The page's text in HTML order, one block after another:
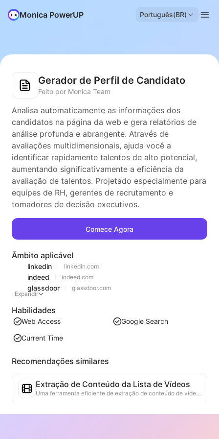
Monica PowerUP Português(BR)
Gerador de Perfil de Candidato
Feito por Monica Team
Analisa automaticamente as informações dos
candidatos na página da web e gera relatórios de
análise profunda e abrangente. Através de
avaliações multidimensionais, ajuda você a
identificar rapidamente talentos de alto potencial,
aumentando significativamente a eficiência da
avaliação de talentos. Projetado especialmente para
equipes de RH, gerentes de recrutamento e
tomadores de decisão executivos.
Comece Agora
Âmbito aplicável
linkedin linkedin.com
indeed indeed.com
glassdoor
glassdoor.com
Expandir
Habilidades
Web Access
Google Search
Current Time
Recomendações similares
Extração de Conteúdo da Lista de Vídeos
Uma ferramenta eficiente de extração de conteúdo de vídeo da web, capaz de escanear rapidamente páginas da web e organizar as informações de vídeo em uma tabela Markdown estruturada.